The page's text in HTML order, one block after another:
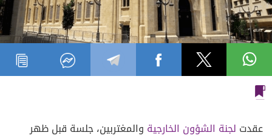
عقدت لجنة الشؤون الخارجية والمغتربين، جلسة قبل ظهر